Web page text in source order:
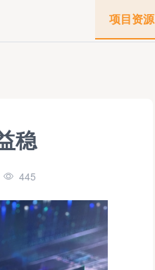
项目资源
稳
445